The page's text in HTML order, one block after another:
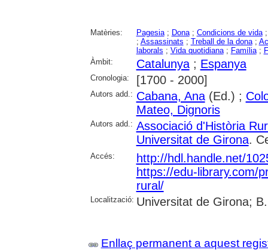
Matèries: Pagesia; Dona; Condicions de vida
; Assassinats ; Treball de la dona;
laborals ; Vida quotidiana; Família;
Àmbit:
Catalunya; Espanya
Cronologia: [1700 - 2000]
Autors add.: Cabana, Ana(Ed.) ;
Mateo, Dignoris
Autors add.: Associació d'Història
Universitat de Girona.
Accés:
http://hdl.handle.net/
https://edu-library.com/
rural/
Localització: Universitat de Girona;
Enllaç permanent a aquest